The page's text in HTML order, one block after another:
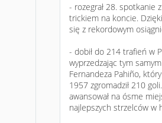
- rozegrał 28. spotkanie
trickiem na koncie.
się z rekordowym
- dobił do 214 trafień w
wyprzedzając tym
Fernandeza Pahiño,
1957 zgromadził 210
awansował na ósme
najlepszych strzelców w